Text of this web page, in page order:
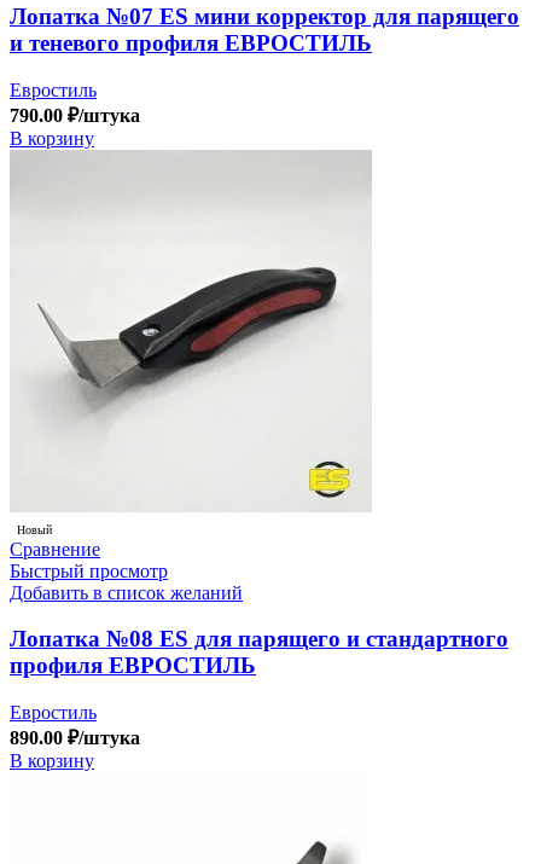
Лопатка №07 ES мини корректор для парящего
и теневого профиля ЕВРОСТИЛЬ
Евростиль
790.00 ₽/штука
В корзину
Новый
Сравнение
Быстрый просмотр
Добавить в список желаний
Лопатка №08 ES для парящего и стандартного
профиля ЕВРОСТИЛЬ
Евростиль
890.00 ₽/штука
В корзину